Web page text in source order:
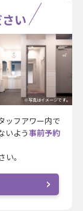
い
※写真はイメージです。
ッフアワー内で
いよう事前予約
。